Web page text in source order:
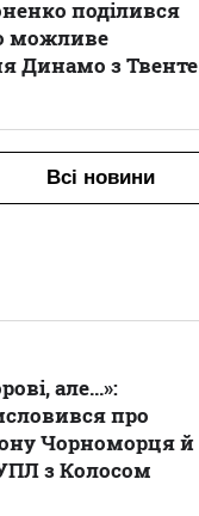
поділився
можливе
Динамо з Твенте
Всі новини
але...»:
про
Чорноморця й
з Колосом